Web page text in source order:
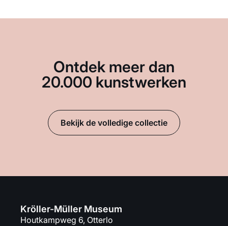
Ontdek meer dan
20.000 kunstwerken
Bekijk de volledige collectie
Kröller-Müller Museum
Houtkampweg 6, Otterlo